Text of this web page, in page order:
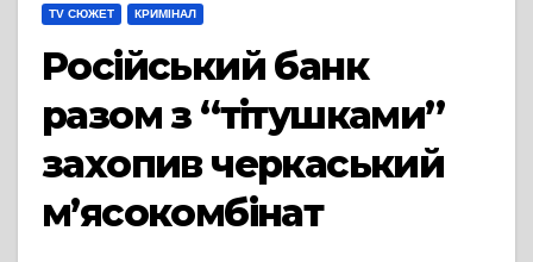
TV СЮЖЕТ КРИМІНАЛ
Російський банк
разом з “тітушками”
захопив черкаський
м’ясокомбінат